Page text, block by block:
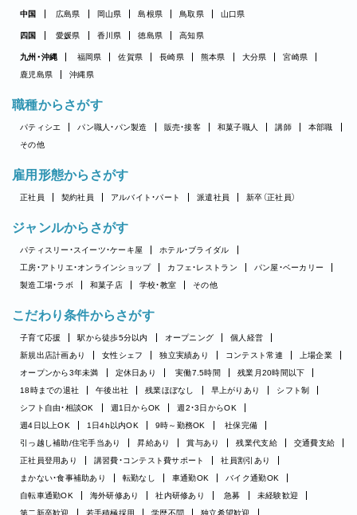
中国 広島県 岡山県 島根県 鳥取県 山口県
四国 愛媛県 香川県 徳島県 高知県
九州・沖縄 福岡県 佐賀県 長崎県 熊本県 大分県
宮崎県
鹿児島県
沖縄県
職種からさがす
パティシエ パン職人・パン製造 販売・接客 和菓子職人 講師
本部職
その他
雇用形態からさがす
正社員 契約社員 アルバイト・パート 派遣社員 新卒（正社員）
ジャンルからさがす
パティスリー・スイーツ・ケーキ屋
ホテル・ブライダル
工房・アトリエ・オンラインショップ
カフェ・レストラン
パン屋・ベーカリー
製造工場・ラボ
和菓子店 学校・教室 その他
こだわり条件からさがす
子育て応援 駅から徒歩5分以内 オープニング
個人経営
新規出店計画あり
女性シェフ 独立実績あり コンテスト常連
上場企業
オープンから3年未満
定休日あり 実働7.5時間
残業月20時間以下
18時までの退社
午後出社 残業ほぼなし 早上がりあり
シフト制
シフト自由・相談OK
週1日からOK
週2・3日からOK
週4日以上OK
1日4h以内OK 9時～勤務OK
社保完備
引っ越し補助/住宅手当あり
昇給あり 賞与あり 残業代支給
交通費支給
正社員登用あり
講習費・コンテスト費サポート
社員割引あり
まかない・食事補助あり
転勤なし 車通勤OK
バイク通勤OK
自転車通勤OK
海外研修あり 社内研修あり 急募
未経験歓迎
第二新卒歓迎
若手積極採用 学歴不問
独立希望歓迎